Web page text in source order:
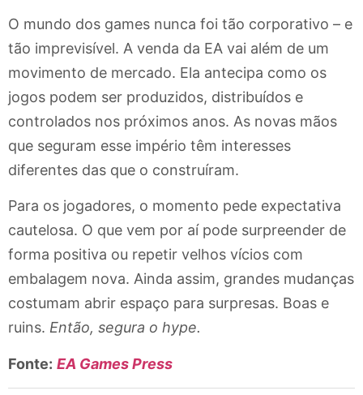
O mundo dos games nunca foi tão corporativo – e
tão imprevisível. A venda da EA vai além de um
movimento de mercado. Ela antecipa como os
jogos podem ser produzidos, distribuídos e
controlados nos próximos anos. As novas mãos
que seguram esse império têm interesses
diferentes das que o construíram.
Para os jogadores, o momento pede expectativa
cautelosa. O que vem por aí pode surpreender de
forma positiva ou repetir velhos vícios com
embalagem nova. Ainda assim, grandes mudanças
costumam abrir espaço para surpresas. Boas e
ruins. Então, segura o hype.
Fonte: EA Games Press